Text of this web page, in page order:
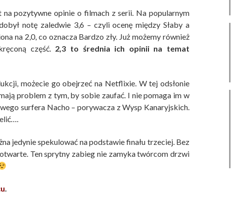
pozytywne opinie o filmach z serii. Na popularnym
notę zaledwie 3,6 – czyli ocenę między Słaby a
na 2,0, co oznacza Bardzo zły. Już możemy również
część.2,3 to średnia ich opinii na temat
możecie go obejrzeć na Netflixie. W tej odsłonie
problem z tym, by sobie zaufać. I nie pomaga im w
surfera Nacho – porywacza z Wysp Kanaryjskich.
jedynie spekulować na podstawie finału trzeciej. Bez
Ten sprytny zabieg nie zamyka twórcom drzwi
.